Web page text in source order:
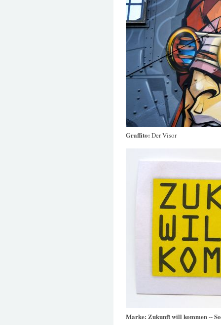
Graffito: Der Visor
Marke: Zukunft will kommen --